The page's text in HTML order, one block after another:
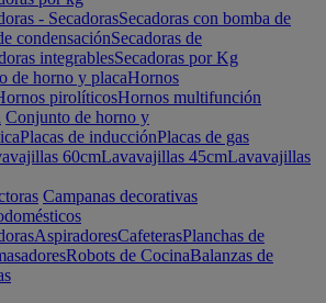
- SecadorasSecadoras con bomba de
condensaciónSecadoras de
integrablesSecadoras por Kg
de horno y placaHornos
pirolíticosHornos multifunción
Conjunto de horno y
Placas de inducciónPlacas de gas
60cmLavavajillas 45cmLavavajillas
Campanas decorativas
AspiradoresCafeterasPlanchas de
Robots de CocinaBalanzas de